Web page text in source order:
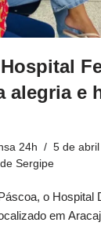
alegria e
24h
5 de
Sergipe
o Hospital
em